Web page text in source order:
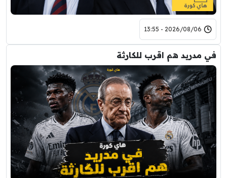
2026/08/06 - 13:55
في مدريد هم اقرب للكارثة